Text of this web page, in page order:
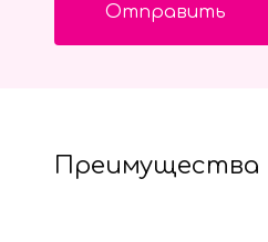
Отправить
Преимущества